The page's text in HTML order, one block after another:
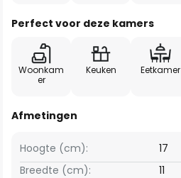
Perfect voor deze kamers
Woonkam
er
Keuken Eetkamer
Afmetingen
Breedte (cm): 11
Hoogte (cm): 17